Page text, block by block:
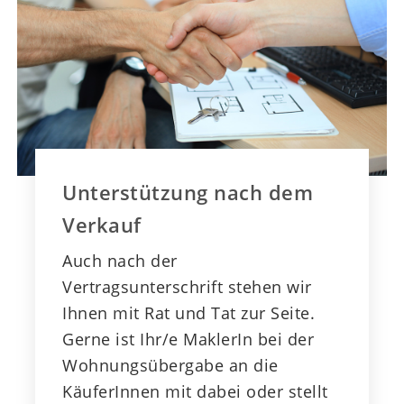
Unterstützung nach dem
Verkauf
Auch nach der
Vertragsunterschrift stehen wir
Ihnen mit Rat und Tat zur Seite.
Gerne ist Ihr/e MaklerIn bei der
Wohnungsübergabe an die
KäuferInnen mit dabei oder stellt